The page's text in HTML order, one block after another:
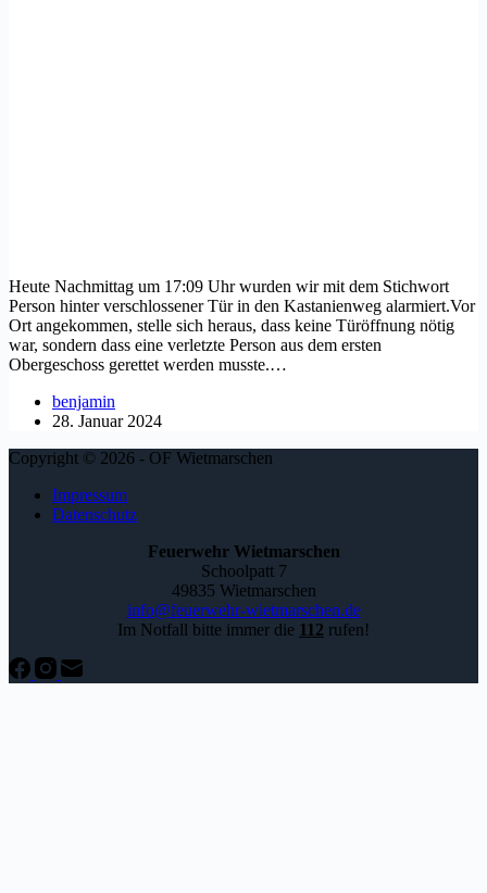
Heute Nachmittag um 17:09 Uhr wurden wir mit dem Stichwort
Person hinter verschlossener Tür in den Kastanienweg alarmiert.Vor
Ort angekommen, stelle sich heraus, dass keine Türöffnung nötig
war, sondern dass eine verletzte Person aus dem ersten
Obergeschoss gerettet werden musste.…
benjamin
28. Januar 2024
Copyright © 2026 - OF Wietmarschen
Impressum
Datenschutz
Feuerwehr Wietmarschen
Schoolpatt 7
49835 Wietmarschen
info@feuerwehr-wietmarschen.de
Im Notfall bitte immer die 112 rufen!